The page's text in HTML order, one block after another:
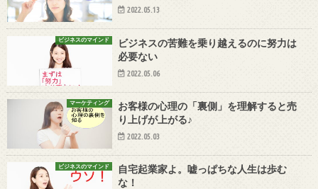
2022.05.13
ビジネスのマインド
ビジネスの苦難を乗り越えるのに努力は
必要ない
2022.05.06
マーケティング
お客様の心理の「裏側」を理解すると売
り上げが上がる♪
2022.05.03
ビジネスのマインド
自宅起業家よ。嘘っぱちな人生は歩む
な！